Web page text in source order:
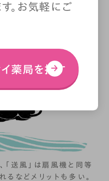
「送風」は扇風機と同等
などメリットも多い。
。お気軽にご
薬局を探す